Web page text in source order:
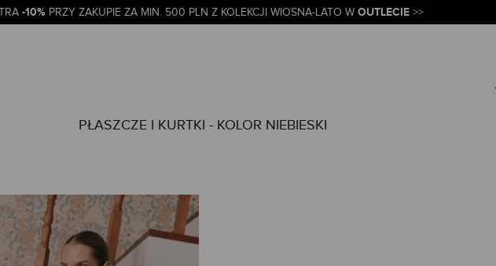
-10% PRZY ZAKUPIE ZA MIN. 500 PLN Z KOLEKCJI WIOSNA-LATO W OUTLECIE >>
PŁASZCZE I KURTKI - KOLOR NIEBIESKI